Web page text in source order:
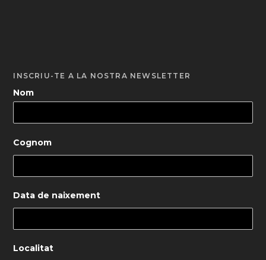
INSCRIU-TE A LA NOSTRA NEWSLETTER
Nom
Cognom
Data de naixement
Localitat